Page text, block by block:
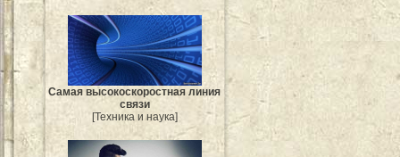
Самая высокоскоростная линия
связи
[Техника и наука]